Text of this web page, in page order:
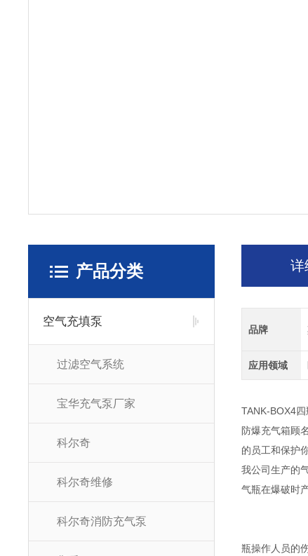
产品分类
空气充填泵
过滤空气系统
宝华充气泵厂家
科尔奇
科尔奇维修
科尔奇消防充气泵
详
品牌
应用领域
TANK-BOX4
防爆充气箱顾
的员工和保护
我公司生产的
气瓶在爆破时
瓶操作人员的